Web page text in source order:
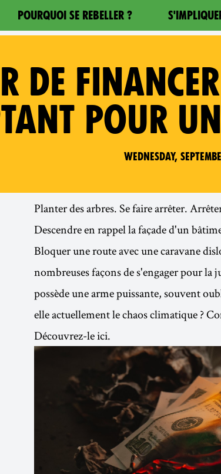
POURQUOI SE REBELLER ?
DE
POUR
Wednesday,
Planter des arbres. Se faire arrêter.
Descendre en rappel la façade d'un
Bloquer une route avec une caravane
nombreuses façons de s'engager pour
possède une arme puissante, souvent
elle actuellement le chaos climatique ?
Découvrez-le ici.